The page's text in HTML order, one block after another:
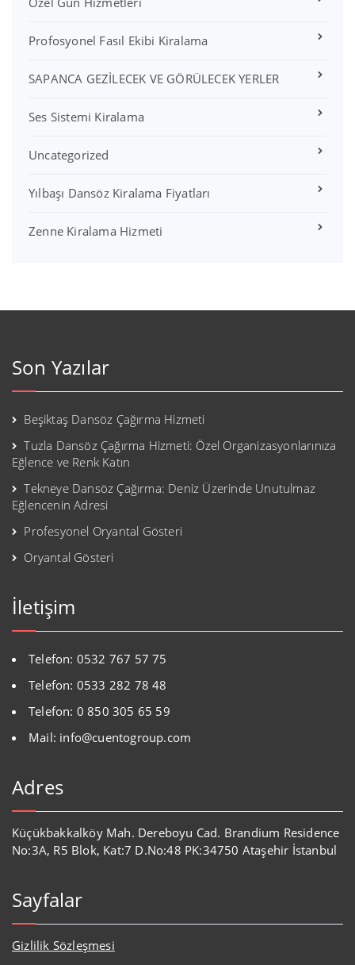
Profosyonel Fasıl Ekibi Kiralama
SAPANCA GEZİLECEK VE GÖRÜLECEK YERLER
Ses Sistemi Kiralama
Uncategorized
Yılbaşı Dansöz Kiralama Fiyatları
Zenne Kiralama Hizmeti
Son Yazılar
Beşiktaş Dansöz Çağırma Hizmeti
Tuzla Dansöz Çağırma Hizmeti: Özel Organizasyonlarınıza
Eğlence ve Renk Katın
Tekneye Dansöz Çağırma: Deniz Üzerinde Unutulmaz
Eğlencenin Adresi
Profesyonel Oryantal Gösteri
Oryantal Gösteri
İletişim
Telefon: 0532 767 57 75
Telefon: 0533 282 78 48
Telefon: 0 850 305 65 59
Mail: info@cuentogroup.com
Adres
Küçükbakkalköy Mah. Dereboyu Cad. Brandium Residence
No:3A, R5 Blok, Kat:7 D.No:48 PK:34750 Ataşehir İstanbul
Sayfalar
Gizlilik Sözleşmesi